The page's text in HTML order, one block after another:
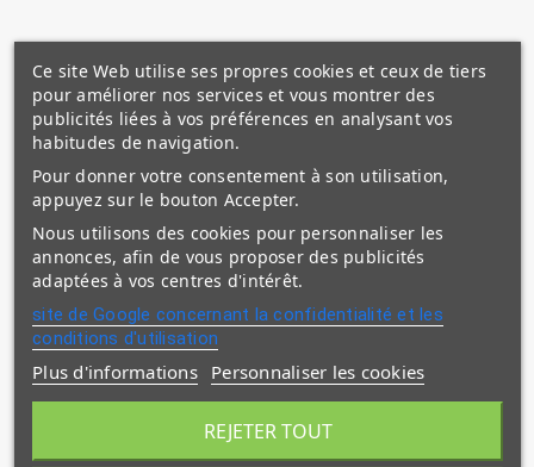
Ce site Web utilise ses propres cookies et ceux de tiers
pour améliorer nos services et vous montrer des
publicités liées à vos préférences en analysant vos
habitudes de navigation.
Pour donner votre consentement à son utilisation,
appuyez sur le bouton Accepter.
Nous utilisons des cookies pour personnaliser les
annonces, afin de vous proposer des publicités
adaptées à vos centres d'intérêt.
site de Google concernant la confidentialité et les
conditions d'utilisation
Plus d'informations Personnaliser les cookies
REJETER TOUT